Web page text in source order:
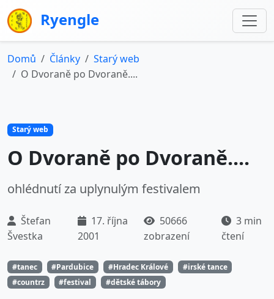
Ryengle
Domů Články
Starý web
O Dvoraně po Dvoraně....
Starý web
O Dvoraně po Dvoraně....
ohlédnutí za uplynulým festivalem
Štefan
Švestka
17. října
2001
50666
zobrazení
3 min
čtení
#tanec #Pardubice #Hradec Králové
#irské tance
#countrz
#festival #dětské tábory